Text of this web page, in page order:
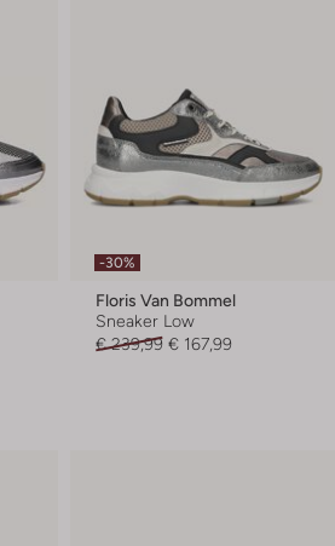
-30%
Floris Van Bommel
Sneaker Low
€ 239,99 € 167,99